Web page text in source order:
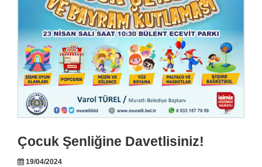
Çocuk Şenliğine Davetlisiniz!
19/04/2024